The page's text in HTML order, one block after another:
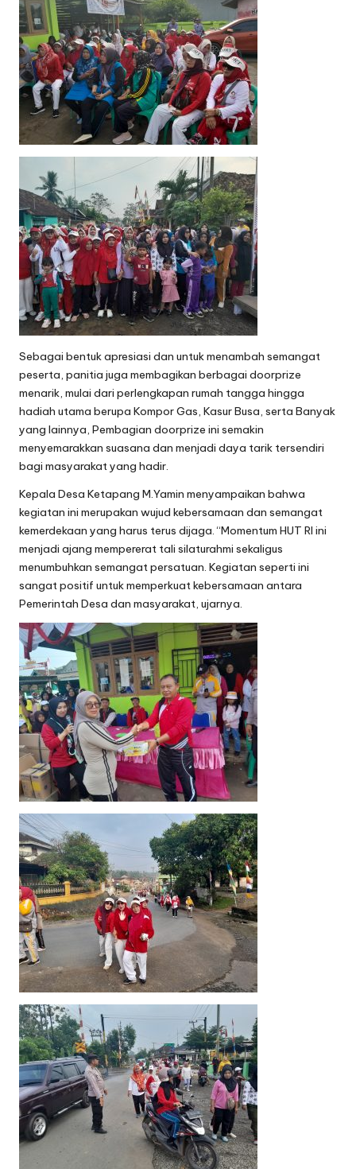
Sebagai bentuk apresiasi dan untuk menambah semangat
peserta, panitia juga membagikan berbagai doorprize
menarik, mulai dari perlengkapan rumah tangga hingga
hadiah utama berupa Kompor Gas, Kasur Busa, serta Banyak
yang lainnya, Pembagian doorprize ini semakin
menyemarakkan suasana dan menjadi daya tarik tersendiri
bagi masyarakat yang hadir.
Kepala Desa Ketapang M.Yamin menyampaikan bahwa
kegiatan ini merupakan wujud kebersamaan dan semangat
kemerdekaan yang harus terus dijaga. “Momentum HUT RI ini
menjadi ajang mempererat tali silaturahmi sekaligus
menumbuhkan semangat persatuan. Kegiatan seperti ini
sangat positif untuk memperkuat kebersamaan antara
Pemerintah Desa dan masyarakat, ujarnya.